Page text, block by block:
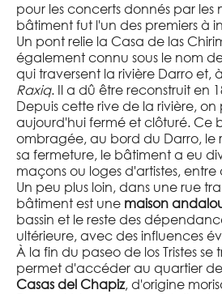
pour les concerts donnés par
bâtiment fut l'un des premiers à
Un pont relie la Casa de las
également connu sous le nom
qui traversent la rivière Darro et,
Raxiq. Il a dû être reconstruit en
Depuis cette rive de la rivière, on
aujourd'hui fermé et clôturé. Ce
ombragée, au bord du Darro,
sa fermeture, le bâtiment a eu
maçons ou loges d'artistes, entre
Un peu plus loin, dans une rue
bâtiment est une maison
bassin et le reste des
ultérieure, avec des influences
À la fin du paseo de los Tristes se
permet d'accéder au quartier
Casas del Chapiz, d'origine